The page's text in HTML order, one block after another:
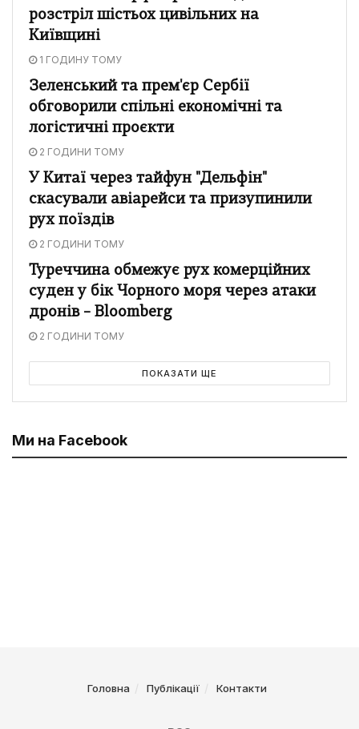
розстріл шістьох цивільних на
Київщині
1 ГОДИНУ ТОМУ
Зеленський та прем'єр Сербії
обговорили спільні економічні та
логістичні проєкти
2 ГОДИНИ ТОМУ
У Китаї через тайфун "Дельфін"
скасували авіарейси та призупинили
рух поїздів
2 ГОДИНИ ТОМУ
Туреччина обмежує рух комерційних
суден у бік Чорного моря через атаки
дронів – Bloomberg
2 ГОДИНИ ТОМУ
ПОКАЗАТИ ЩЕ
Ми на Facebook
Головна Публікації Контакти